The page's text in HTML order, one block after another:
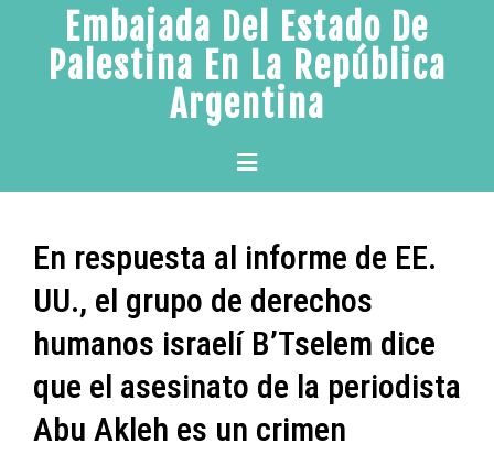
content
Embajada Del Estado De
Palestina En La República
Argentina
Primary
Menu
En respuesta al informe de EE.
UU., el grupo de derechos
humanos israelí B’Tselem dice
que el asesinato de la periodista
Abu Akleh es un crimen